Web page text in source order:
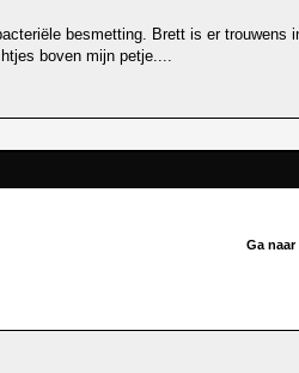
besmetting. Brett is er
boven mijn petje....
Ga